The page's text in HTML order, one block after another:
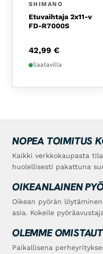
SHIMANO
Etuvaihtaja 2x11-v
FD-R7000S
42,99 €
Saatavilla
NOPEA TOIMITUS
Kaikki verkkokaupasta
huolellisesti pakattuna
OIKEANLAINEN
Oikean pyörän
asia. Kokeile
OLEMME
Paikallisena